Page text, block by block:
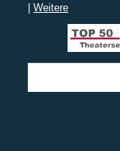
| Weitere